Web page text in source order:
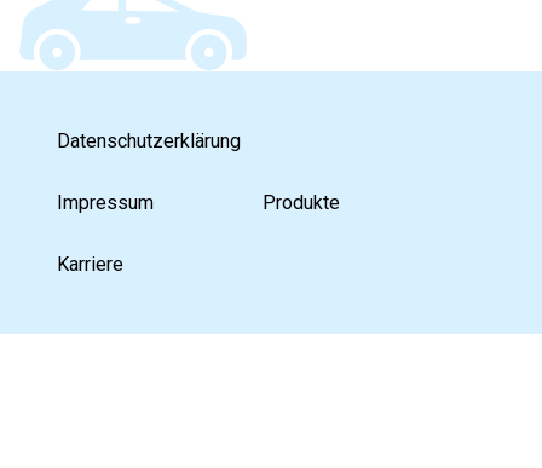
Datenschutzerklärung
Impressum Produkte
Karriere